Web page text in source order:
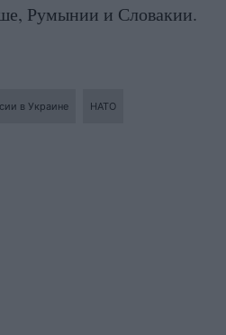
Румынии и Словакии.
в Украине НАТО